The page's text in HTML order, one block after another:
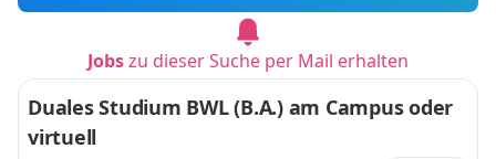
Jobszu dieser Suche per Mail erhalten
Duales Studium BWL (B.A.) am Campus oder
virtuell